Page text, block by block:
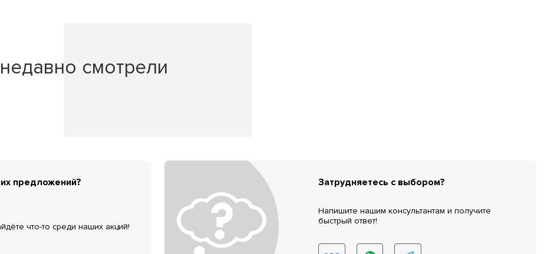
смотрели
предложений?
что-то среди наших акций!
Затрудняетесь с выбором?
Напишите нашим консультантам и получите
быстрый ответ!